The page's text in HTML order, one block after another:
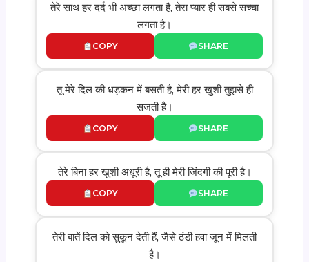
तेरे साथ हर दर्द भी अच्छा लगता है, तेरा प्यार ही सबसे सच्चा
लगता है।
COPY SHARE
तू मेरे दिल की धड़कन में बसती है, मेरी हर खुशी तुझसे ही
सजती है।
COPY SHARE
तेरे बिना हर खुशी अधूरी है, तू ही मेरी जिंदगी की पूरी है।
COPY SHARE
तेरी बातें दिल को सुकून देती हैं, जैसे ठंडी हवा जून में मिलती
है।